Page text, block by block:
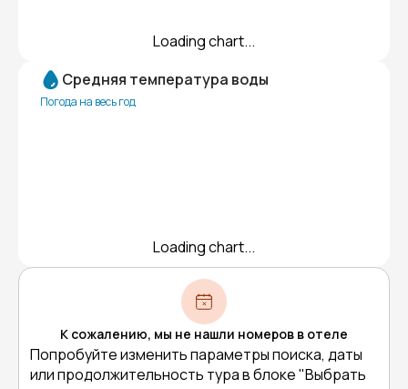
Loading chart...
Средняя температура воды
Погода на весь год
Loading chart...
К сожалению, мы не нашли номеров в отеле
Попробуйте изменить параметры поиска, даты
или продолжительность тура в блоке "Выбрать